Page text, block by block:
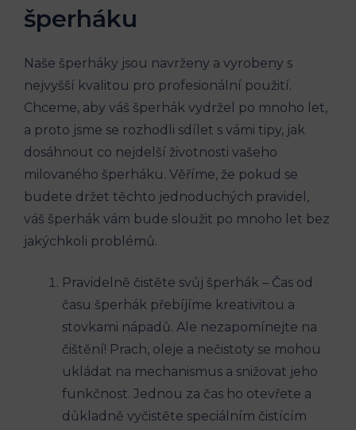
šperháku
Naše šperháky jsou navrženy a vyrobeny s
nejvyšší kvalitou pro profesionální použití.
Chceme, aby váš šperhák vydržel po mnoho let,
a proto jsme se rozhodli sdílet s vámi tipy, jak
dosáhnout co nejdelší životnosti vašeho
milovaného šperháku. Věříme, že pokud se
budete držet těchto jednoduchých pravidel,
váš šperhák vám bude sloužit po mnoho let bez
jakýchkoli problémů.
Pravidelně čistěte svůj šperhák – Čas od
času šperhák přebíjíme kreativitou a
stovkami nápadů. Ale nezapomínejte na
čištění! Prach, oleje a nečistoty se mohou
ukládat na mechanismus a snižovat jeho
funkčnost. Jednou za čas ho otevřete a
důkladně vyčistěte speciálním čistícím